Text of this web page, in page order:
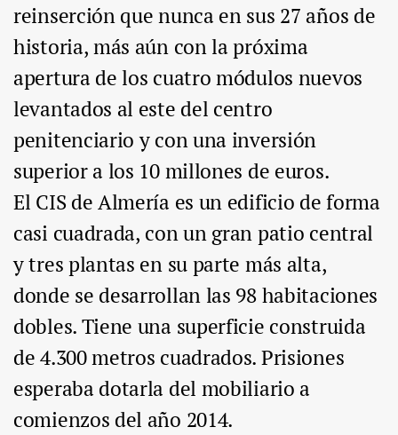
reinserción que nunca en sus 27 años de
historia, más aún con la próxima
apertura de los cuatro módulos nuevos
levantados al este del centro
penitenciario y con una inversión
superior a los 10 millones de euros.
El CIS de Almería es un edificio de forma
casi cuadrada, con un gran patio central
y tres plantas en su parte más alta,
donde se desarrollan las 98 habitaciones
dobles. Tiene una superficie construida
de 4.300 metros cuadrados. Prisiones
esperaba dotarla del mobiliario a
comienzos del año 2014.